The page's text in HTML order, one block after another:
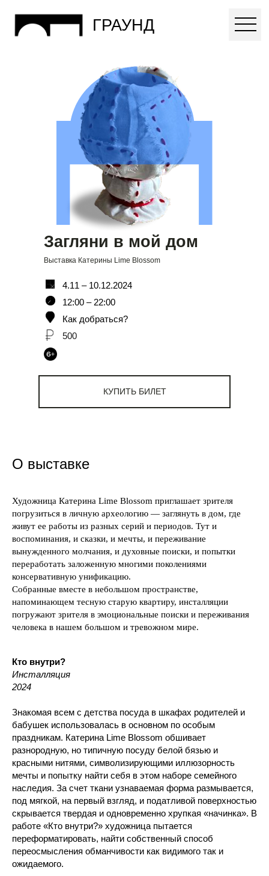
ГРАУНД
Загляни в мой дом
Выставка Катерины Lime Blossom
4.11 – 10.12.2024
12:00 – 22:00
Как добраться?
500
КУПИТЬ БИЛЕТ
О выставке
Художница Катерина Lime Blossom приглашает зрителя
погрузиться в личную археологию — заглянуть в дом, где
живут ее работы из разных серий и периодов. Тут и
воспоминания, и сказки, и мечты, и переживание
вынужденного молчания, и духовные поиски, и попытки
переработать заложенную многими поколениями
консервативную унификацию.
Собранные вместе в небольшом пространстве,
напоминающем тесную старую квартиру, инсталляции
погружают зрителя в эмоциональные поиски и переживания
человека в нашем большом и тревожном мире.
Кто внутри?
Инсталляция
2024
Знакомая всем с детства посуда в шкафах родителей и
бабушек использовалась в основном по особым
праздникам. Катерина Lime Blossom обшивает
разнородную, но типичную посуду белой бязью и
красными нитями, символизирующими иллюзорность
мечты и попытку найти себя в этом наборе семейного
наследия. За счет ткани узнаваемая форма размывается,
под мягкой, на первый взгляд, и податливой поверхностью
скрывается твердая и одновременно хрупкая «начинка». В
работе «Кто внутри?» художница пытается
переформатировать, найти собственный способ
переосмысления обманчивости как видимого так и
ожидаемого.